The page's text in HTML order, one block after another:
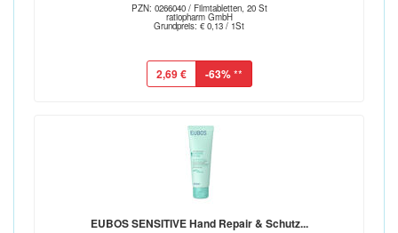
PZN: 0266040 / Filmtabletten, 20 St
ratiopharm GmbH
Grundpreis: € 0,13 / 1St
2,69 € -63%**
EUBOS SENSITIVE Hand Repair & Schutz...